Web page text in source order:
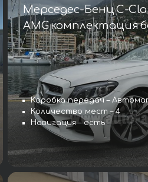
Мерседес-Бенц C-
AMG комплектация
Коробка передач –
Количество мест – 4
Навигация – есть